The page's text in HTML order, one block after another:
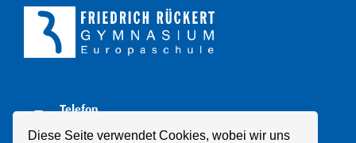
Diese Seite verwendet Cookies, wobei wir uns
Telefon
+49 211 8998310